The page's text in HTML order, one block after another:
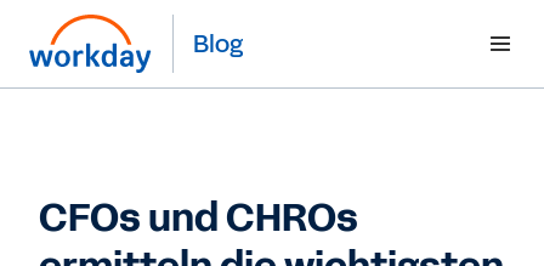
Blog
CFOs und CHROs